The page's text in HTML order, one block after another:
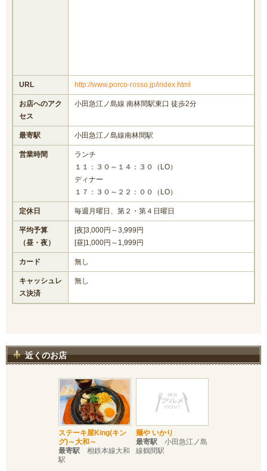
URL http://www.porco-rosso.jp/index.html
お店へのアク
セス
小田急江ノ島線 南林間駅東口 徒歩2分
最寄駅 小田急江ノ島線南林間駅
営業時間
ランチ
１１：３０～１４：３０（LO）
ディナー
１７：３０～２２：００（LO）
定休日 毎週月曜日、第２・第４日曜日
平均予算
（昼・夜）
[夜]3,000円～3,999円
[昼]1,000円～1,999円
カード 無し
キャッシュレ
ス決済
無し
近くのお店
ステーキ屋King(キン
グ)～大和～
最寄駅 相鉄本線大和
駅
麺や いかり
最寄駅 小田急江ノ島
線鶴間駅